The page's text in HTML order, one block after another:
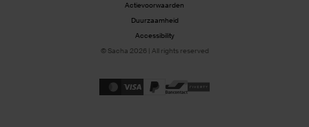
Actievoorwaarden
Duurzaamheid
Accessibility
© Sacha 2026 | All rights reserved